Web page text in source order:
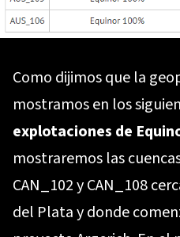
Como dijimos que la
mostramos en los
explotaciones de
mostraremos las
CAN_102 y CAN_108
del Plata y donde